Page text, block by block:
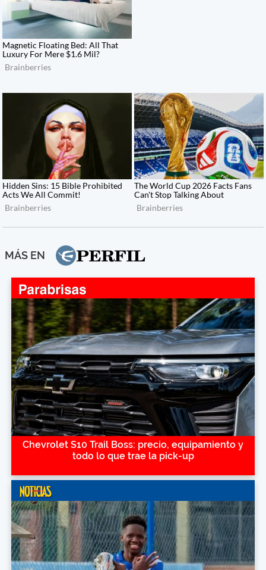
MÁS EN
Chevrolet S10 Trail Boss: precio, equipamiento y
todo lo que trae la pick-up